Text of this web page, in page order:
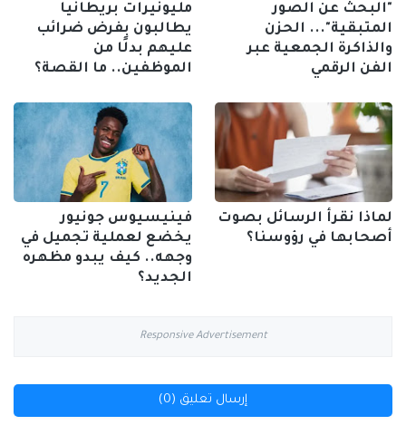
"البحث عن الصور
المتبقية"... الحزن
والذاكرة الجمعية عبر
الفن الرقمي
مليونيرات بريطانيا
يطالبون بفرض ضرائب
عليهم بدلًا من
الموظفين.. ما القصة؟
لماذا نقرأ الرسائل بصوت
أصحابها في رؤوسنا؟
فينيسيوس جونيور
يخضع لعملية تجميل في
وجهه.. كيف يبدو مظهره
الجديد؟
Responsive Advertisement
إرسال تعليق (0)